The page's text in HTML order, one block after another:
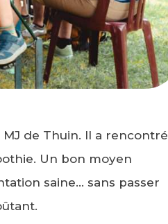
de Thuin. Il a rencontré
Un bon moyen
saine… sans passer